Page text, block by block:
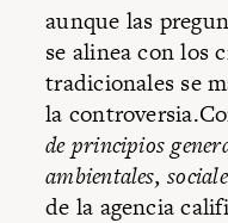
aunque las
se alinea con los
tradicionales se
la
de principios
ambientales,
de la agencia